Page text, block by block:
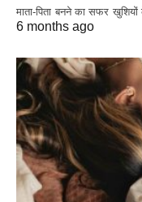
माता-पिता बनने का सफर
6 months ago